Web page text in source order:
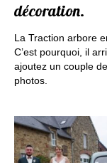
décoration.
La Traction arbore
C’est pourquoi, il
ajoutez un couple
photos.